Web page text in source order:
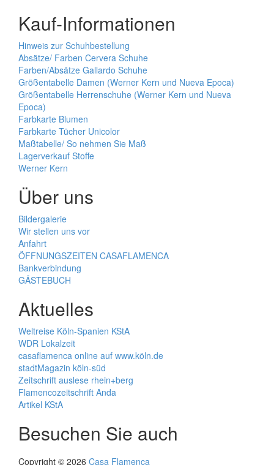
Kauf-Informationen
Hinweis zur Schuhbestellung
Absätze/ Farben Cervera Schuhe
Farben/Absätze Gallardo Schuhe
Größentabelle Damen (Werner Kern und Nueva Epoca)
Größentabelle Herrenschuhe (Werner Kern und Nueva
Epoca)
Farbkarte Blumen
Farbkarte Tücher Unicolor
Maßtabelle/ So nehmen Sie Maß
Lagerverkauf Stoffe
Werner Kern
Über uns
Bildergalerie
Wir stellen uns vor
Anfahrt
ÖFFNUNGSZEITEN CASAFLAMENCA
Bankverbindung
GÄSTEBUCH
Aktuelles
Weltreise Köln-Spanien KStA
WDR Lokalzeit
casaflamenca online auf www.köln.de
stadtMagazin köln-süd
Zeitschrift auslese rhein+berg
Flamencozeitschrift Anda
Artikel KStA
Besuchen Sie auch
Copyright © 2026 Casa Flamenca